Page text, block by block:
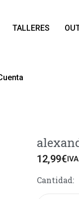
TALLERES
12,99€
Cantidad: